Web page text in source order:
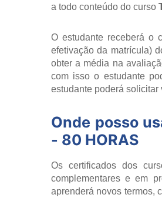
a todo conteúdo do curso
O estudante receberá o
efetivação da matrícula)
obter a média na
com isso o estudante
estudante poderá solicitar
Onde posso
- 80 HORAS
Os certificados dos
complementares e em
aprenderá novos termos,